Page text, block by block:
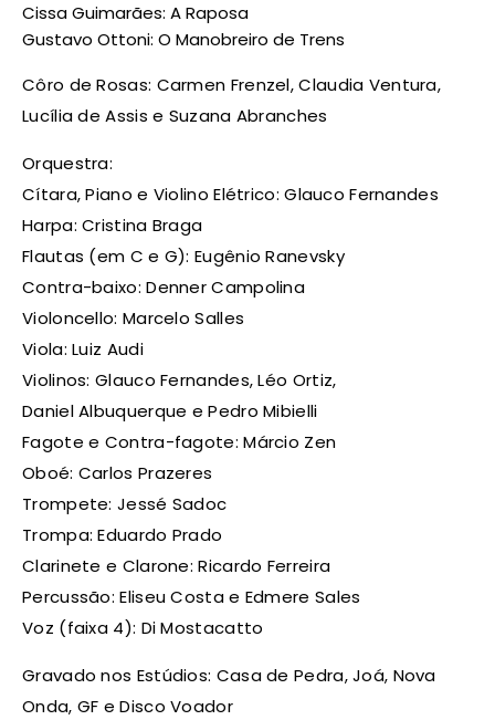
Cissa Guimarães: A Raposa
Gustavo Ottoni: O Manobreiro de Trens
Côro de Rosas: Carmen Frenzel, Claudia Ventura,
Lucília de Assis e Suzana Abranches
Orquestra:
Cítara, Piano e Violino Elétrico: Glauco Fernandes
Harpa: Cristina Braga
Flautas (em C e G): Eugênio Ranevsky
Contra-baixo: Denner Campolina
Violoncello: Marcelo Salles
Viola: Luiz Audi
Violinos: Glauco Fernandes, Léo Ortiz,
Daniel Albuquerque e Pedro Mibielli
Fagote e Contra-fagote: Márcio Zen
Oboé: Carlos Prazeres
Trompete: Jessé Sadoc
Trompa: Eduardo Prado
Clarinete e Clarone: Ricardo Ferreira
Percussão: Eliseu Costa e Edmere Sales
Voz (faixa 4): Di Mostacatto
Gravado nos Estúdios: Casa de Pedra, Joá, Nova
Onda, GF e Disco Voador